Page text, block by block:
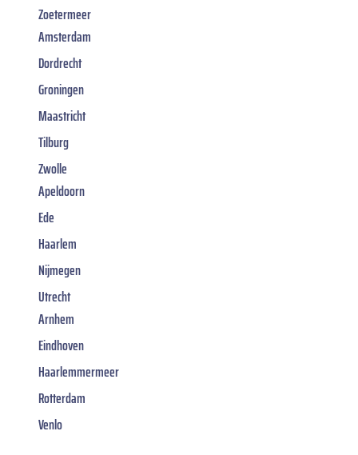
Zoetermeer
Amsterdam
Dordrecht
Groningen
Maastricht
Tilburg
Zwolle
Apeldoorn
Ede
Haarlem
Nijmegen
Utrecht
Arnhem
Eindhoven
Haarlemmermeer
Rotterdam
Venlo